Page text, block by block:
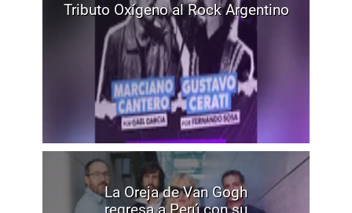
Tributo Oxígeno al Rock Argentino
La Oreja de Van Gogh